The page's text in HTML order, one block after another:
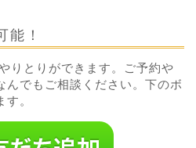
能！
りとりができます。ご予約や
んでもご相談ください。下のボ
。